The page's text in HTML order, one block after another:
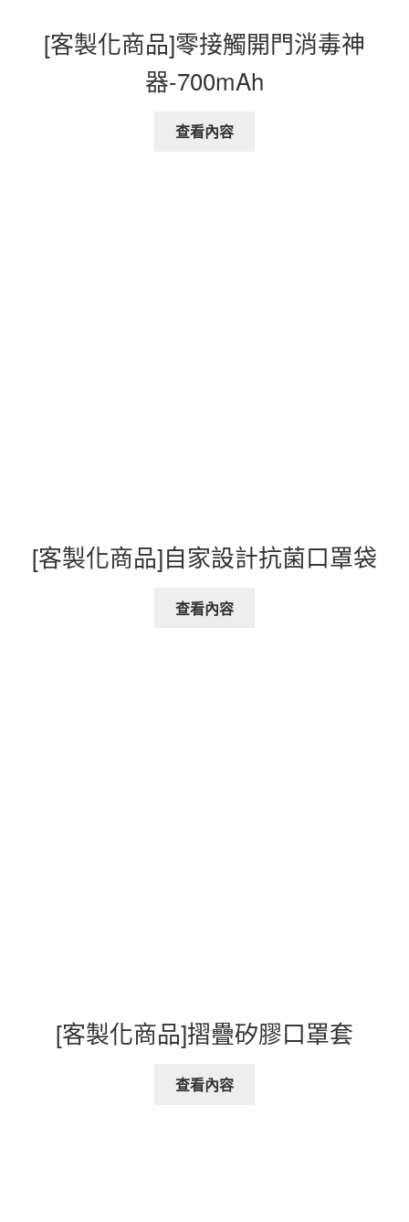
[客製化商品]零接觸開門消毒神
器-700mAh
查看內容
[客製化商品]自家設計抗菌口罩袋
查看內容
[客製化商品]摺疊矽膠口罩套
查看內容